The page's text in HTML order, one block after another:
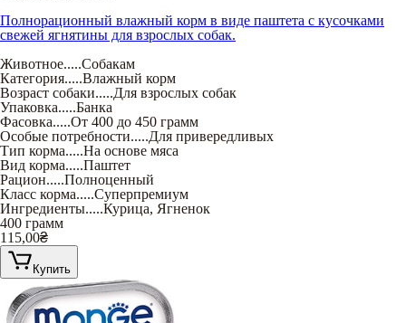
Полнорационный влажный корм в виде паштета с кусочками
свежей ягнятины для взрослых собак.
Животное.....Собакам
Категория.....Влажный корм
Возраст собаки.....Для взрослых собак
Упаковка.....Банка
Фасовка.....От 400 до 450 грамм
Особые потребности.....Для привередливых
Тип корма.....На основе мяса
Вид корма.....Паштет
Рацион.....Полноценный
Класс корма.....Суперпремиум
Ингредиенты.....Курица, Ягненок
400 грамм
115,00₴
Купить